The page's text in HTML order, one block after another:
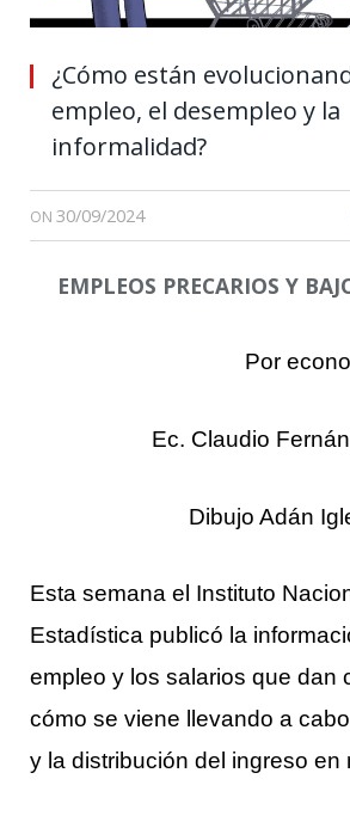
¿Cómo están
empleo, el desempleo y la
informalidad?
ON 30/09/2024
EMPLEOS PRECARIOS Y
Por
Ec. Claudio
Dibujo Adán
Esta semana el Instituto
Estadística publicó la
empleo y los salarios que dan
cómo se viene llevando a
y la distribución del ingreso en